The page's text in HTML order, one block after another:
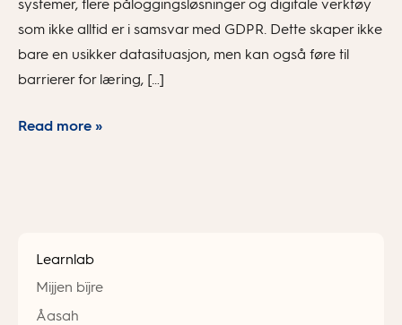
systemer, flere påloggingsløsninger og digitale verktøy
som ikke alltid er i samsvar med GDPR. Dette skaper ikke
bare en usikker datasituasjon, men kan også føre til
barrierer for læring, […]
Read more »
Learnlab
Mijjen bïjre
Åasah